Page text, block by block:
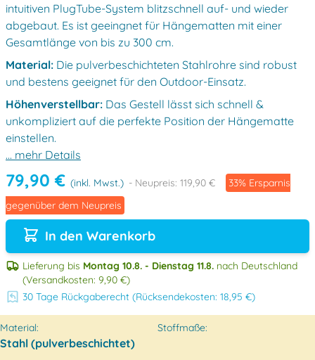
intuitiven PlugTube-System blitzschnell auf- und wieder
abgebaut. Es ist geeingnet für Hängematten mit einer
Gesamtlänge von bis zu 300 cm.
Material: Die pulverbeschichteten Stahlrohre sind robust
und bestens geeignet für den Outdoor-Einsatz.
Höhenverstellbar: Das Gestell lässt sich schnell &
unkompliziert auf die perfekte Position der Hängematte
einstellen.
... mehr Details
79,90 € (inkl. Mwst.) - Neupreis: 119,90 €
33% Ersparnis
gegenüber dem Neupreis
In den Warenkorb
Lieferung bis Montag 10.8. - Dienstag 11.8. nach Deutschland
(Versandkosten: 9,90 €)
30 Tage Rückgaberecht (Rücksendekosten: 18,95 €)
Material:
Stahl (pulverbeschichtet)
Stoffmaße: